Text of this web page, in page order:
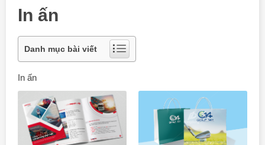
In ấn
Danh mục bài viết
In ấn